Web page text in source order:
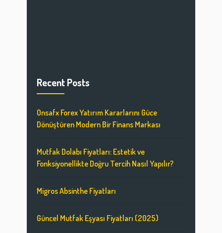
Recent Posts
Onsafx Forex Yatırım Kararlarını Güce
Dönüştüren Modern Bir Finans Markası
Mutfak Dolabı Fiyatları: Estetik ve
Fonksiyonellikte Doğru Tercih Nasıl Yapılır?
Migros Absinthe Fiyatları
Güncel Mutfak Eşyası Fiyatları (2025)